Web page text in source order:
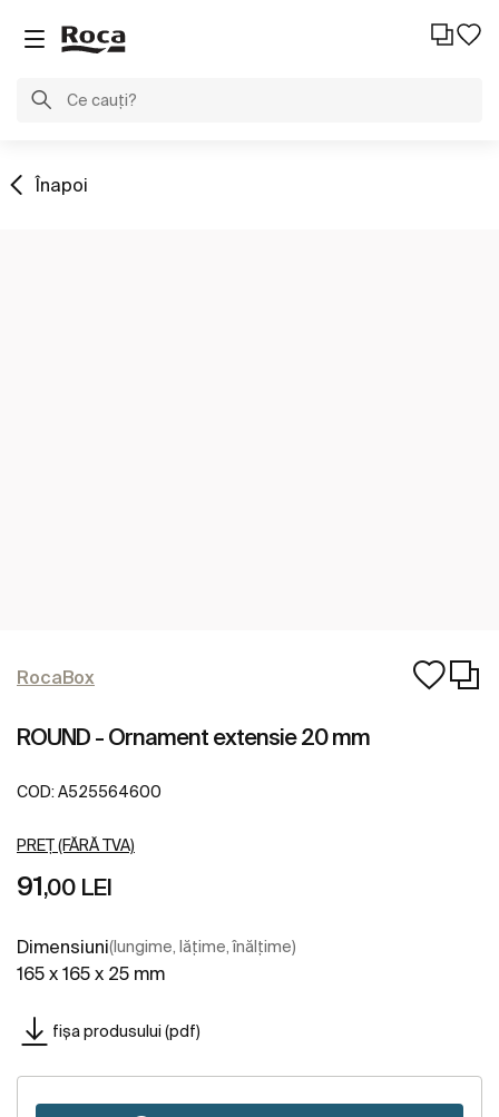
Înapoi
RocaBox
ROUND - Ornament extensie 20 mm
COD: A525564600
PREȚ (FĂRĂ TVA)
91,00 LEI
Dimensiuni(lungime, lățime, înălțime)
165 x 165 x 25 mm
fișa produsului (pdf)